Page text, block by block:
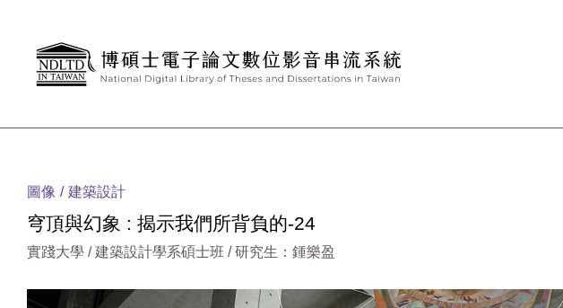
圖像 建築設計
穹頂與幻象 : 揭示我們所背負的-24
實踐大學 / 建築設計學系碩士班 / 研究生：鍾樂盈